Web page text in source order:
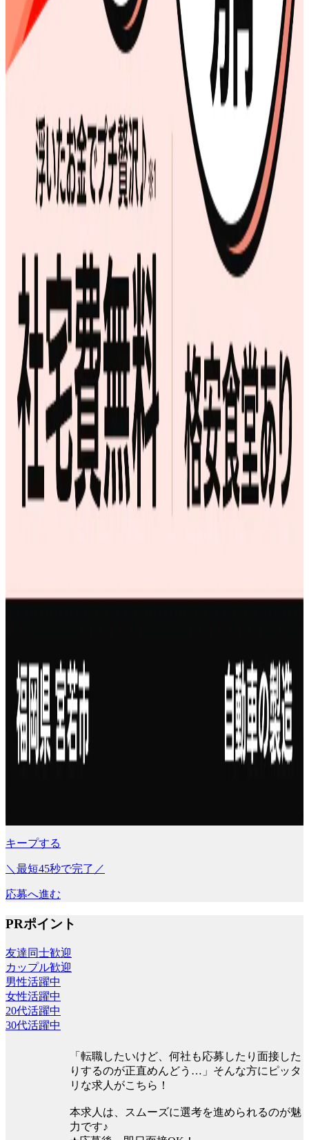
キープする
＼最短45秒で完了／
応募へ進む
PRポイント
友達同士歓迎
カップル歓迎
男性活躍中
女性活躍中
20代活躍中
30代活躍中
「転職したいけど、何社も応募したり面接した
りするのが正直めんどう…」そんな方にピッタ
リな求人がこちら！
本求人は、スムーズに選考を進められるのが魅
力です♪